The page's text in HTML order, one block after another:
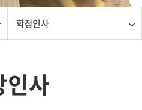
학장인사
인사